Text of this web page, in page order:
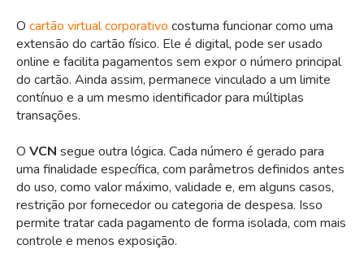
O cartão virtual corporativo costuma funcionar como uma
extensão do cartão físico. Ele é digital, pode ser usado
online e facilita pagamentos sem expor o número principal
do cartão. Ainda assim, permanece vinculado a um limite
contínuo e a um mesmo identificador para múltiplas
transações.
O VCN segue outra lógica. Cada número é gerado para
uma finalidade específica, com parâmetros definidos antes
do uso, como valor máximo, validade e, em alguns casos,
restrição por fornecedor ou categoria de despesa. Isso
permite tratar cada pagamento de forma isolada, com mais
controle e menos exposição.